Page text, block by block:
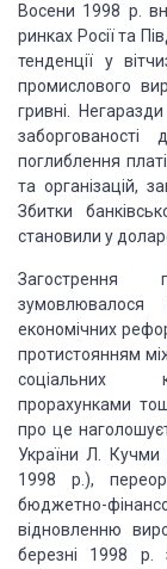
Восени 1998 р.
ринках Росії та
тенденції у
промислового
гривні.
поглиблення
та організацій,
Збитки
становили у
Загострення
зумовлювалося
економічних
протистоянням
соціальних
прорахунками
про це
України Л. Кучми
1998 р.),
бюджетно-
відновленню
березні 1998 р.